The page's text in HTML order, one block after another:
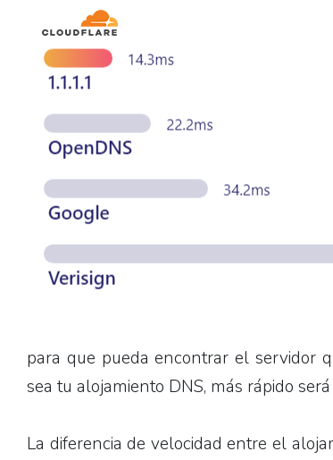
para que pueda encontrar el servidor
sea tu alojamiento DNS, más rápido
La diferencia de velocidad entre el